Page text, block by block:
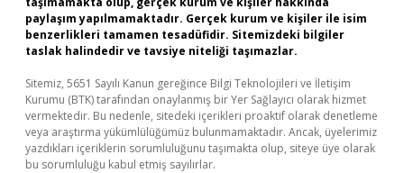
paylaşım yapılmamaktadır. Gerçek kurum ve kişiler ile isim
benzerlikleri tamamen tesadüfidir. Sitemizdeki bilgiler
taslak halindedir ve tavsiye niteliği taşımazlar.
Sitemiz, 5651 Sayılı Kanun gereğince Bilgi Teknolojileri ve İletişim
Kurumu (BTK) tarafından onaylanmış bir Yer Sağlayıcı olarak hizmet
vermektedir. Bu nedenle, sitedeki içerikleri proaktif olarak denetleme
veya araştırma yükümlülüğümüz bulunmamaktadır. Ancak, üyelerimiz
yazdıkları içeriklerin sorumluluğunu taşımakta olup, siteye üye olarak
bu sorumluluğu kabul etmiş sayılırlar.